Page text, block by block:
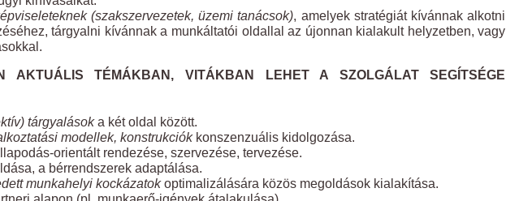
(szakszervezetek, üzemi tanácsok), amelyek stratégiát kívánnak alkotni
tárgyalni kívánnak a munkáltatói oldallal az újonnan kialakult helyzetben, vagy
AKTUÁLIS TÉMÁKBAN, VITÁKBAN LEHET A SZOLGÁLAT SEGÍTSÉGE
tárgyalásoka két oldal között.
modellek, konstrukciókkonszenzuális kidolgozása.
orientált rendezése, szervezése, tervezése.
a bérrendszerek adaptálása.
munkahelyi kockázatokoptimalizálására közös megoldások kialakítása.